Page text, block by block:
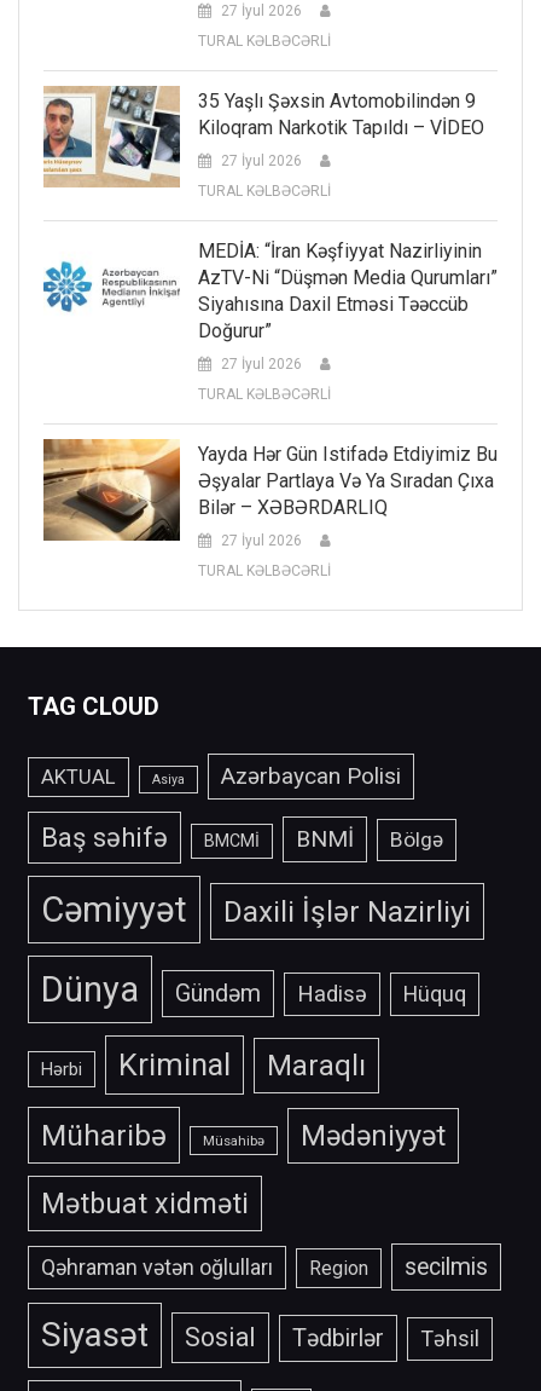
27 İyul 2026
TURAL KƏLBƏCƏRLİ
35 Yaşlı Şəxsin Avtomobilindən 9
Kiloqram Narkotik Tapıldı – VİDEO
27 İyul 2026
TURAL KƏLBƏCƏRLİ
MEDİA: “İran Kəşfiyyat Nazirliyinin
AzTV-Ni “düşmən Media Qurumları”
Siyahısına Daxil Etməsi Təəccüb
Doğurur”
27 İyul 2026
TURAL KƏLBƏCƏRLİ
Yayda Hər Gün Istifadə Etdiyimiz Bu
Əşyalar Partlaya Və Ya Sıradan Çıxa
Bilər – XƏBƏRDARLIQ
27 İyul 2026
TURAL KƏLBƏCƏRLİ
TAG CLOUD
AKTUAL Asiya Azərbaycan Polisi
Baş səhifə BMCMİ BNMİ Bölgə
Cəmiyyət Daxili İşlər Nazirliyi
Dünya Gündəm Hadisə Hüquq
Hərbi Kriminal Maraqlı
Müharibə Müsahibə
Mədəniyyət
Mətbuat xidməti
Qəhraman vətən oğlulları Region secilmis
Siyasət Sosial Tədbirlər Təhsil